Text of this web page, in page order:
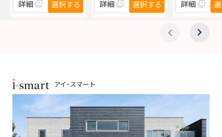
詳細 選択する 詳細 選択する 詳細
アイ・スマート